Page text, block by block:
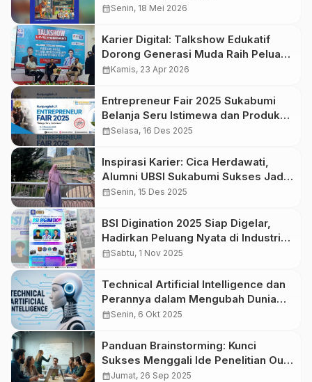
calendar_monthSenin, 18 Mei 2026
Karier Digital: Talkshow Edukatif
Dorong Generasi Muda Raih Peluang
Baru
calendar_monthKamis, 23 Apr 2026
Entrepreneur Fair 2025 Sukabumi
Belanja Seru Istimewa dan Produk
Kreatif
calendar_monthSelasa, 16 Des 2025
Inspirasi Karier: Cica Herdawati,
Alumni UBSI Sukabumi Sukses Jadi
Kepala Biro Keuangan
calendar_monthSenin, 15 Des 2025
BSI Digination 2025 Siap Digelar,
Hadirkan Peluang Nyata di Industri
Kreatif Digital
calendar_monthSabtu, 1 Nov 2025
Technical Artificial Intelligence dan
Perannya dalam Mengubah Dunia
Modern
calendar_monthSenin, 6 Okt 2025
Panduan Brainstorming: Kunci
Sukses Menggali Ide Penelitian Out
of the Box
calendar_monthJumat, 26 Sep 2025